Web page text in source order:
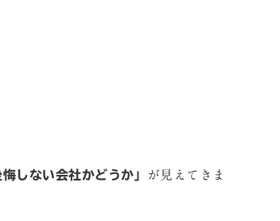
しない会社かどうか」
が見えてきま